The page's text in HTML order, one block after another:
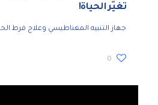
تغيّر الحياة!
جهاز التنبيه المغناطيسي وعلاج فرط
0